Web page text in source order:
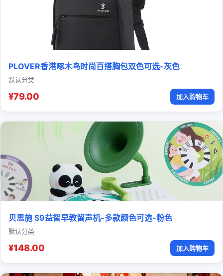
PLOVER香港啄木鸟时尚百搭胸包双色可选-灰色
默认分类
¥79.00 加入购物车
贝恩施 S9益智早教留声机-多款颜色可选-粉色
默认分类
¥148.00 加入购物车